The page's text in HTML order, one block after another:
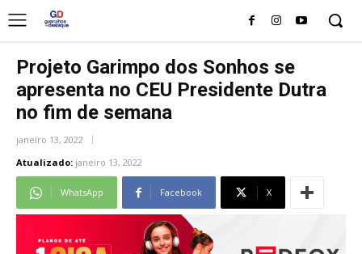
Projeto Garimpo dos Sonhos se
apresenta no CEU Presidente Dutra
no fim de semana
janeiro 13, 2022
Atualizado: janeiro 13, 2022
WhatsApp Facebook X